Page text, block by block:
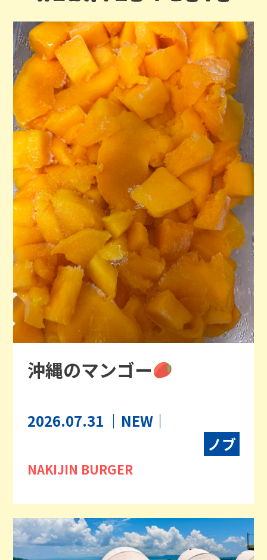
沖縄のマンゴー
2026.07.31 ｜NEW｜
ノブ
NAKIJIN BURGER